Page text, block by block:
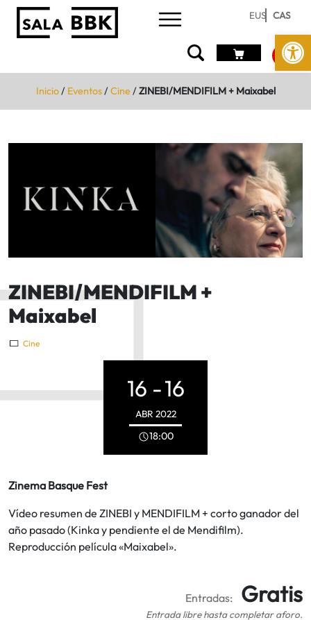
Abrir
EUS CAS
Inicio/ Eventos/Cine/ZINEBI/MENDIFILM + Maixabel
ZINEBI/MENDIFILM +
Maixabel
Cine
16 -16
ABR 2022
18:00
Zinema Basque Fest
Vídeo resumen de ZINEBI y MENDIFILM + corto ganador del
año pasado (Kinka y pendiente el de Mendifilm).
Reproducción película «Maixabel».
Entradas: Gratis
Entrada libre hasta completar aforo.